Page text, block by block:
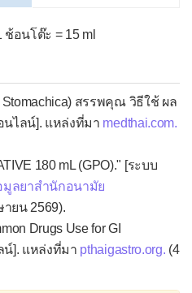
สียด มวนท้อง
อนโต๊ะ = 15 ml
สรรพคุณ วิธีใช้ ผล
นไลน์]. แหล่งที่มา medthai.com.
180 mL (GPO)." [ระบบ
มูลยาสำนักอนามัย
ายน 2569).
Drugs Use for GI
น์]. แหล่งที่มา pthaigastro.org. (4